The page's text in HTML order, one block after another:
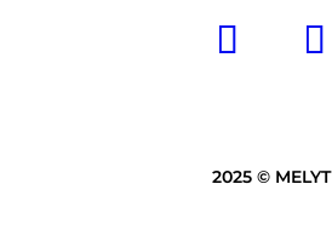
2025 © MELYT